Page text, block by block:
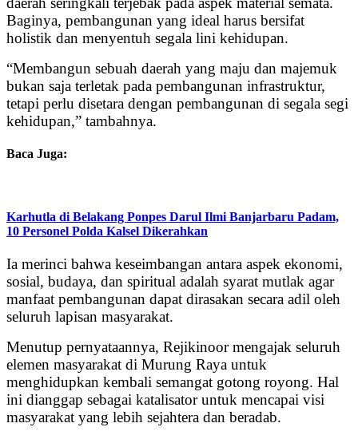
Baginya, pembangunan yang ideal harus bersifat
holistik dan menyentuh segala lini kehidupan.
“Membangun sebuah daerah yang maju dan majemuk
bukan saja terletak pada pembangunan infrastruktur,
tetapi perlu disetara dengan pembangunan di segala segi
kehidupan,” tambahnya.
Baca Juga:
Karhutla di Belakang Ponpes Darul Ilmi Banjarbaru Padam,
10 Personel Polda Kalsel Dikerahkan
Ia merinci bahwa keseimbangan antara aspek ekonomi,
sosial, budaya, dan spiritual adalah syarat mutlak agar
manfaat pembangunan dapat dirasakan secara adil oleh
seluruh lapisan masyarakat.
Menutup pernyataannya, Rejikinoor mengajak seluruh
elemen masyarakat di Murung Raya untuk
menghidupkan kembali semangat gotong royong. Hal
ini dianggap sebagai katalisator untuk mencapai visi
masyarakat yang lebih sejahtera dan beradab.